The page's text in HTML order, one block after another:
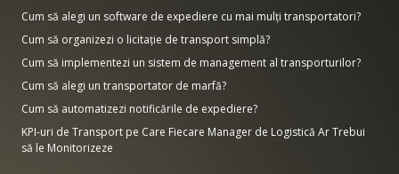
Cum să alegi un software de expediere cu mai mulți transportatori?
Cum să organizezi o licitație de transport simplă?
Cum să implementezi un sistem de management al transporturilor?
Cum să alegi un transportator de marfă?
Cum să automatizezi notificările de expediere?
KPI-uri de Transport pe Care Fiecare Manager de Logistică Ar Trebui
să le Monitorizeze